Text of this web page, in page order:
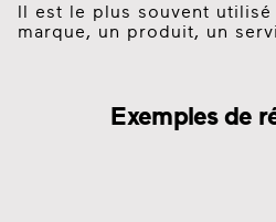
Il est le plus souvent
marque, un produit, un
Exemples de